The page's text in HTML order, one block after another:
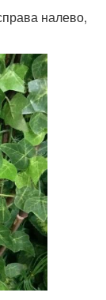
налево,